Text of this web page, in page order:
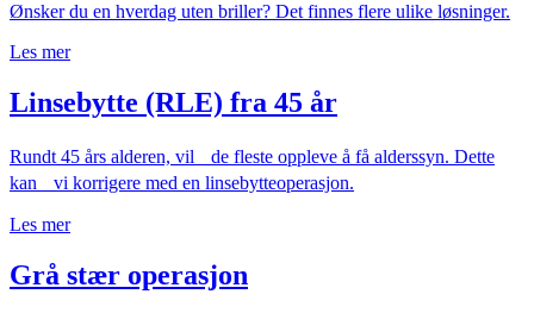
Ønsker du en hverdag uten briller? Det finnes flere ulike løsninger.
Les mer
Linsebytte (RLE) fra 45 år
Rundt 45 års alderen, vil de fleste oppleve å få alderssyn. Dette
kan vi korrigere med en linsebytteoperasjon.
Les mer
Grå stær operasjon